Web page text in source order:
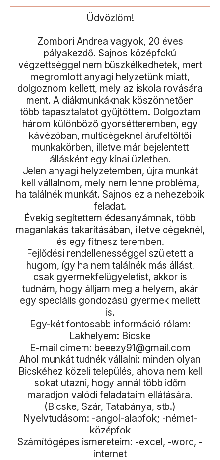
Üdvözlöm!
Zombori Andrea vagyok, 20 éves
pályakezdő. Sajnos középfokú
végzettséggel nem büszkélkedhetek, mert
megromlott anyagi helyzetünk miatt,
dolgoznom kellett, mely az iskola rovására
ment. A diákmunkáknak köszönhetően
több tapasztalatot gyűjtöttem. Dolgoztam
három különböző gyorsétteremben, egy
kávézóban, multicégeknél árufeltöltői
munkakörben, illetve már bejelentett
állásként egy kínai üzletben.
Jelen anyagi helyzetemben, újra munkát
kell vállalnom, mely nem lenne probléma,
ha találnék munkát. Sajnos ez a nehezebbik
feladat.
Évekig segítettem édesanyámnak, több
maganlakás takarításában, illetve cégeknél,
és egy fitnesz teremben.
Fejlődési rendellenességgel született a
hugom, így ha nem találnék más állást,
csak gyermekfelügyeletist, akkor is
tudnám, hogy álljam meg a helyem, akár
egy speciális gondozású gyermek mellett
is.
Egy-két fontosabb információ rólam:
Lakhelyem: Bicske
E-mail címem: beeezy91@gmail.com
Ahol munkát tudnék vállalni: minden olyan
Bicskéhez közeli település, ahova nem kell
sokat utazni, hogy annál több időm
maradjon valódi feladataim ellátására.
(Bicske, Szár, Tatabánya, stb.)
Nyelvtudásom: -angol-alapfok; -német-
középfok
Számítógépes ismereteim: -excel, -word, -
internet